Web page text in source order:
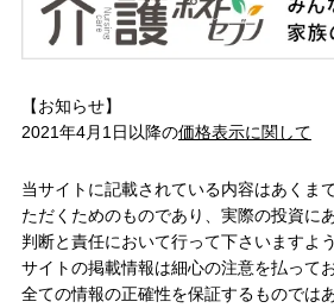
【お知らせ】
2021年4月1日以降の価格表示に関して
当サイトに記載されている内容はあくま
ただくためのものであり、実際の投資に
判断と責任において行って下さいますよ
サイトの掲載情報は細心の注意を払って
全ての情報の正確性を保証するものでは